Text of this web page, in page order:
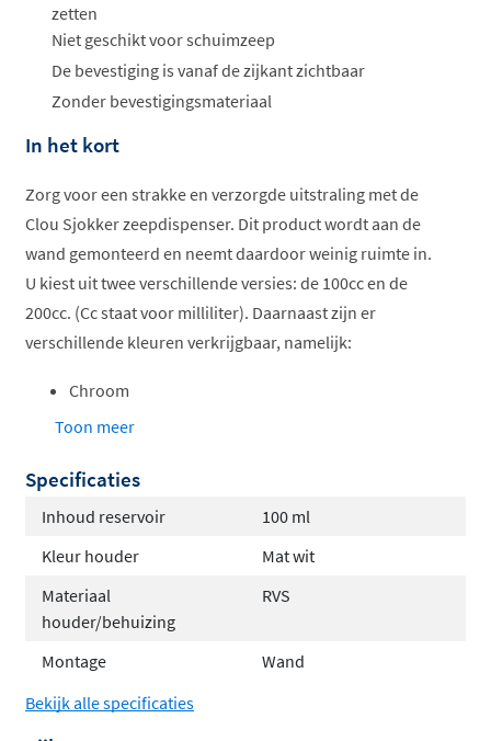
zetten
Niet geschikt voor schuimzeep
De bevestiging is vanaf de zijkant zichtbaar
Zonder bevestigingsmateriaal
In het kort
Zorg voor een strakke en verzorgde uitstraling met de
Clou Sjokker zeepdispenser. Dit product wordt aan de
wand gemonteerd en neemt daardoor weinig ruimte in.
U kiest uit twee verschillende versies: de 100cc en de
200cc. (Cc staat voor milliliter). Daarnaast zijn er
verschillende kleuren verkrijgbaar, namelijk:
Chroom
Mat wit
Toon meer
Specificaties
Inhoud reservoir
100 ml
Kleur houder
Mat wit
Materiaal
houder/behuizing
RVS
Montage
Wand
Bekijk alle specificaties